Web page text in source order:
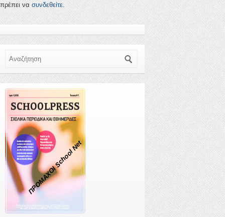
πρέπει να συνδεθείτε
ΠΡΟΜΑΧΟΙ School Net